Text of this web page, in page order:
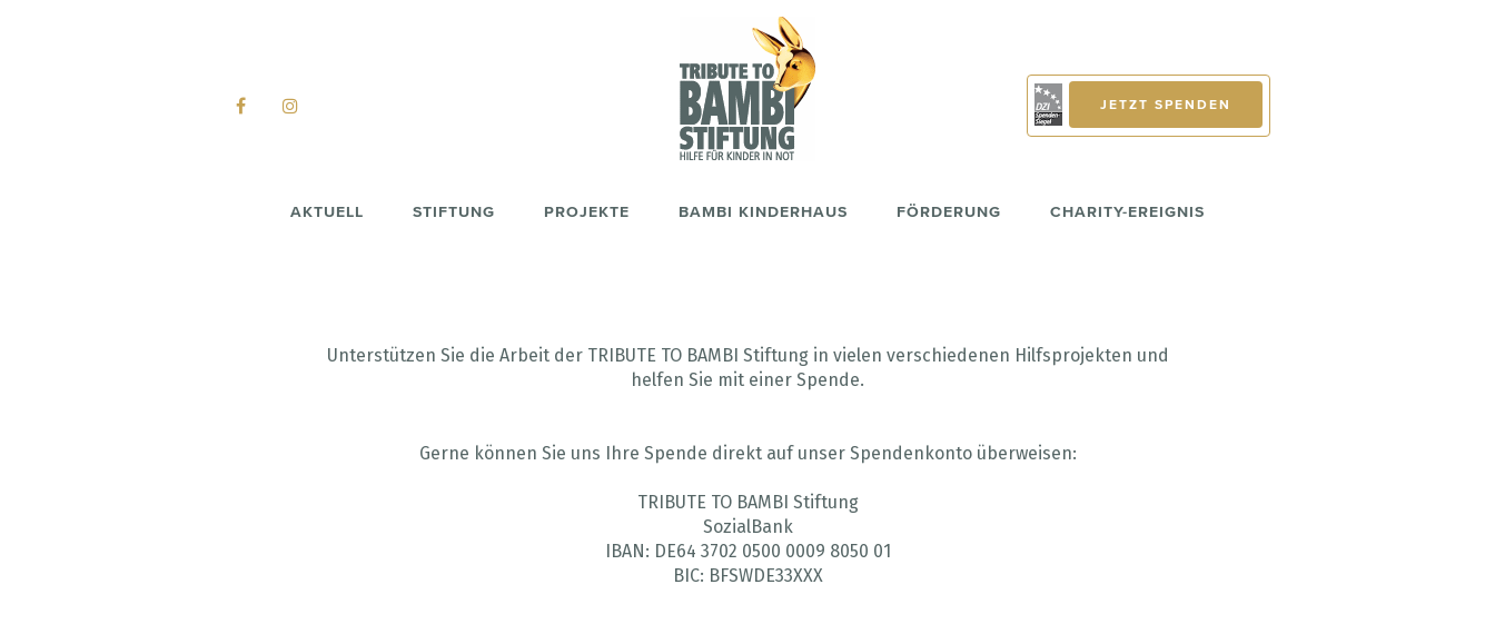
JETZT SPENDEN
MainAKTUELL STIFTUNG PROJEKTE BAMBI KINDERHAUS FÖRDERUNG CHARITY-EREIGNIS
Unterstützen Sie die Arbeit der TRIBUTE TO BAMBI Stiftung in vielen verschiedenen Hilfsprojekten und
helfen Sie mit einer Spende.
Gerne können Sie uns Ihre Spende direkt auf unser Spendenkonto überweisen:
TRIBUTE TO BAMBI Stiftung
SozialBank
IBAN: DE64 3702 0500 0009 8050 01
BIC: BFSWDE33XXX